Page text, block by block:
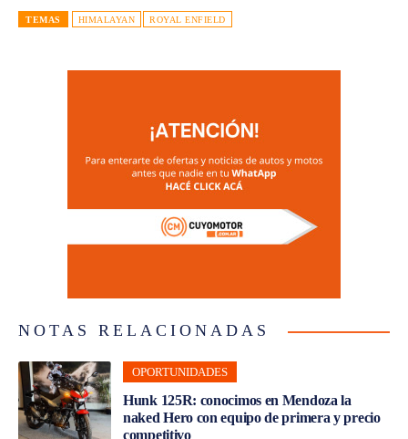
TEMAS HIMALAYAN ROYAL ENFIELD
NOTAS RELACIONADAS
OPORTUNIDADES
Hunk 125R: conocimos en Mendoza la
naked Hero con equipo de primera y precio
competitivo